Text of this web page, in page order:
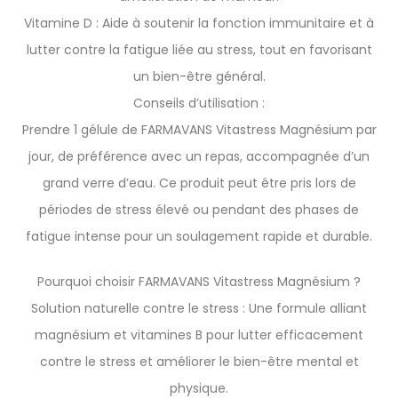
Vitamine D : Aide à soutenir la fonction immunitaire et à
lutter contre la fatigue liée au stress, tout en favorisant
un bien-être général.
Conseils d’utilisation :
Prendre 1 gélule de FARMAVANS Vitastress Magnésium par
jour, de préférence avec un repas, accompagnée d’un
grand verre d’eau. Ce produit peut être pris lors de
périodes de stress élevé ou pendant des phases de
fatigue intense pour un soulagement rapide et durable.
Pourquoi choisir FARMAVANS Vitastress Magnésium ?
Solution naturelle contre le stress : Une formule alliant
magnésium et vitamines B pour lutter efficacement
contre le stress et améliorer le bien-être mental et
physique.